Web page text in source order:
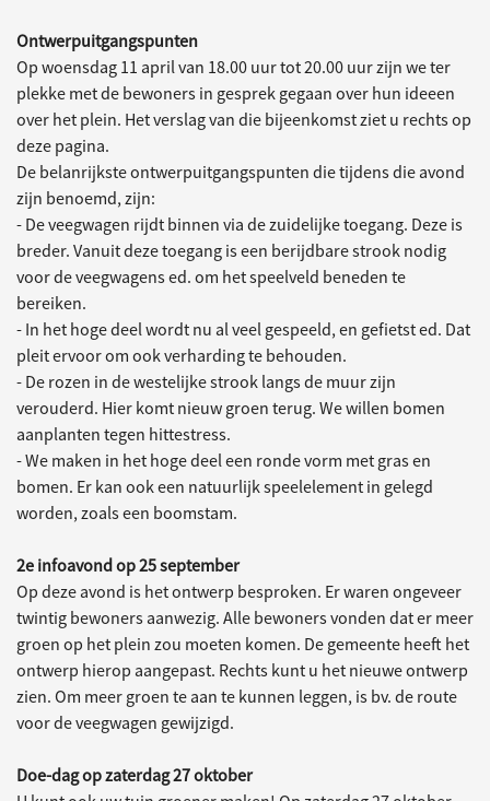
Ontwerpuitgangspunten
Op woensdag 11 april van 18.00 uur tot 20.00 uur zijn we ter
plekke met de bewoners in gesprek gegaan over hun ideeen
over het plein. Het verslag van die bijeenkomst ziet u rechts op
deze pagina.
De belanrijkste ontwerpuitgangspunten die tijdens die avond
zijn benoemd, zijn:
- De veegwagen rijdt binnen via de zuidelijke toegang. Deze is
breder. Vanuit deze toegang is een berijdbare strook nodig
voor de veegwagens ed. om het speelveld beneden te
bereiken.
- In het hoge deel wordt nu al veel gespeeld, en gefietst ed. Dat
pleit ervoor om ook verharding te behouden.
- De rozen in de westelijke strook langs de muur zijn
verouderd. Hier komt nieuw groen terug. We willen bomen
aanplanten tegen hittestress.
- We maken in het hoge deel een ronde vorm met gras en
bomen. Er kan ook een natuurlijk speelelement in gelegd
worden, zoals een boomstam.
2e infoavond op 25 september
Op deze avond is het ontwerp besproken. Er waren ongeveer
twintig bewoners aanwezig. Alle bewoners vonden dat er meer
groen op het plein zou moeten komen. De gemeente heeft het
ontwerp hierop aangepast. Rechts kunt u het nieuwe ontwerp
zien. Om meer groen te aan te kunnen leggen, is bv. de route
voor de veegwagen gewijzigd.
Doe-dag op zaterdag 27 oktober